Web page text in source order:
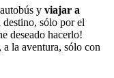
y viajar a
sólo por el
deseado hacerlo!
a la aventura, sólo con